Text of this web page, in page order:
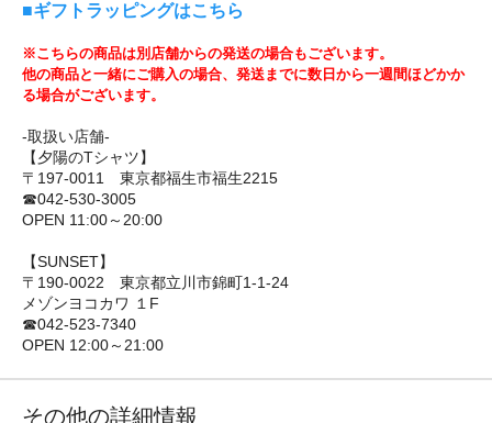
■ギフトラッピングはこちら
※こちらの商品は別店舗からの発送の場合もございます。
他の商品と一緒にご購入の場合、発送までに数日から一週間ほどかか
る場合がございます。
-取扱い店舗-
【夕陽のTシャツ】
〒197-0011 東京都福生市福生2215
☎042-530-3005
OPEN 11:00～20:00
【SUNSET】
〒190-0022 東京都立川市錦町1-1-24
メゾンヨコカワ １F
☎042-523-7340
OPEN 12:00～21:00
その他の詳細情報